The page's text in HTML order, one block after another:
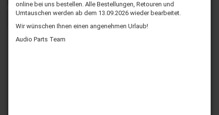
online bei uns bestellen. Alle Bestellungen, Retouren und
Umtauschen werden ab dem 13.09.2026 wieder bearbeitet.
Wir wünschen Ihnen einen angenehmen Urlaub!
Audio Parts Team